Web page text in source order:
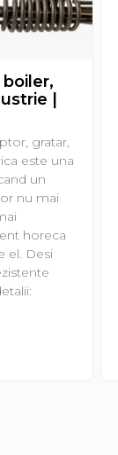
|
gratar,
este una
un
nu mai
horeca
el. Desi